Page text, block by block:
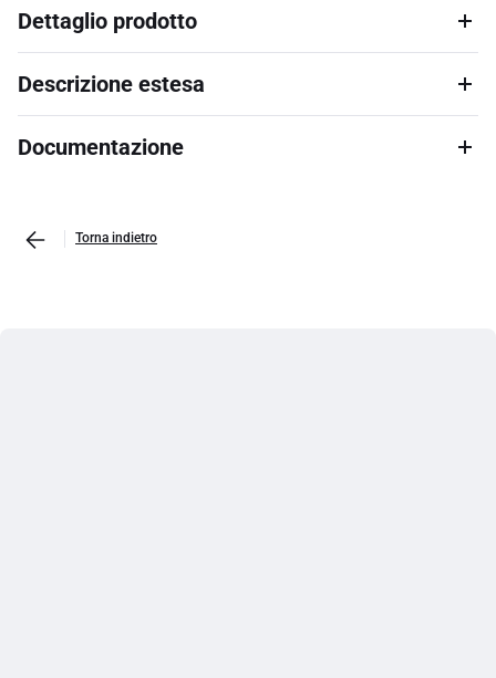
Dettaglio prodotto
Descrizione estesa
Documentazione
Torna indietro